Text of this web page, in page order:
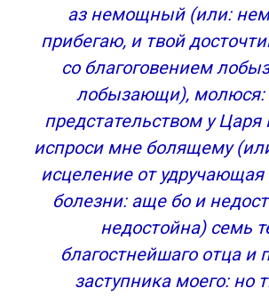
Матрона Московская
Если зуб болит у ребенка
Православная молитва от зубной
Московской
Похожие темы
Предыдущие записи из текущего
Поделитесь с друзьями
Оставить комментарий
Заговор от зубной боли: как читать
Как действуют заговоры от зубной
когда применяются
Заговоры от зубной боли
аз немощный (или:
прибегаю, и твой
со благоговением
лобызающи), молюся:
предстательством у Царя
испроси мне болящему
исцеление от
болезни: аще бо и
недостойна) семь
благостнейшаго отца и
заступника моего: но